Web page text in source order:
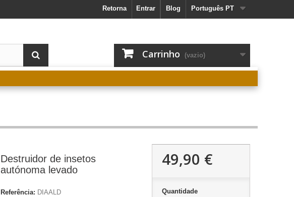
Português PT
Blog
Entrar
Retorna
Carrinho (vazio)
Destruidor de insetos
autónoma levado
Referência: DIAALD
49,90 €
Quantidade